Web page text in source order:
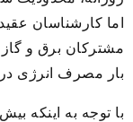
مشترکان برق و
بار مصرف انرژی